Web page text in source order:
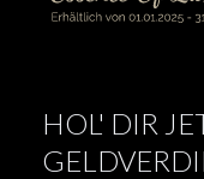
HOL' DIR